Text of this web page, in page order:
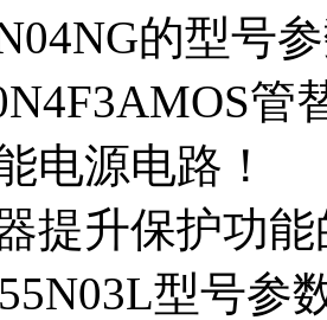
的型号
管
电源电路！
提升保护功
型号参